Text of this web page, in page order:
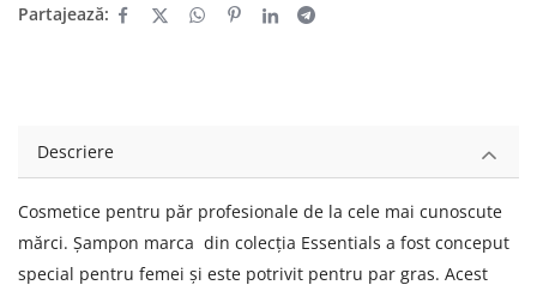
Partajează:
Descriere
Cosmetice pentru păr profesionale de la cele mai cunoscute
mărci. Șampon marca din colecția Essentials a fost conceput
special pentru femei și este potrivit pentru par gras. Acest